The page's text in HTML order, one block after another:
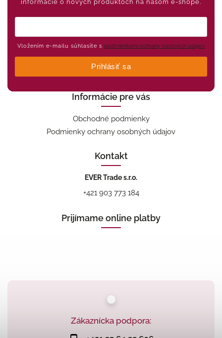
Zákaznícka podpora:
informácie o nových produktoch na našom e-shope.
Vložením e-mailu súhlasíte s podmienkami ochrany osobných údajov
Prihlásiť sa
Informácie pre vás
Obchodné podmienky
Podmienky ochrany osobných údajov
Kontakt
EVER Trade s.r.o.
+421 903 773 184
Prijímame online platby